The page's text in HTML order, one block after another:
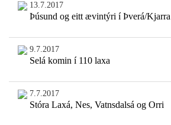
13.7.2017
Þúsund og eitt ævintýri í Þverá/Kjarra
9.7.2017
Selá komin í 110 laxa
7.7.2017
Stóra Laxá, Nes, Vatnsdalsá og Orri